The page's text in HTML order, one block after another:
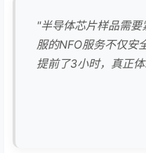
"半导体芯片样品需
服的NFO服务不仅安
提前了3小时，真正